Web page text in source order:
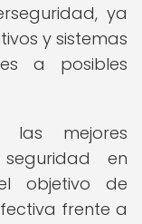
ya
y sistemas
a posibles
las mejores
en
objetivo de
frente a